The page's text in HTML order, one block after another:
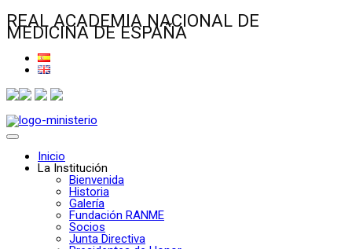
REAL ACADEMIA NACIONAL DE
MEDICINA DE ESPAÑA
Inicio
La Institución
Bienvenida
Historia
Galería
Fundación RANME
Socios
Junta Directiva